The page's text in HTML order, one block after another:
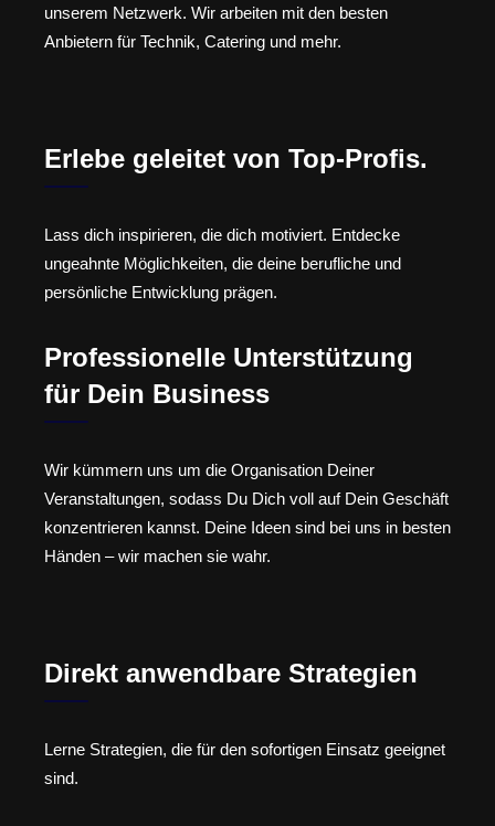
unserem Netzwerk. Wir arbeiten mit den besten
Anbietern für Technik, Catering und mehr.
Erlebe geleitet von Top-Profis.
Lass dich inspirieren, die dich motiviert. Entdecke
ungeahnte Möglichkeiten, die deine berufliche und
persönliche Entwicklung prägen.
Professionelle Unterstützung
für Dein Business
Wir kümmern uns um die Organisation Deiner
Veranstaltungen, sodass Du Dich voll auf Dein Geschäft
konzentrieren kannst. Deine Ideen sind bei uns in besten
Händen – wir machen sie wahr.
Direkt anwendbare Strategien
Lerne Strategien, die für den sofortigen Einsatz geeignet
sind.